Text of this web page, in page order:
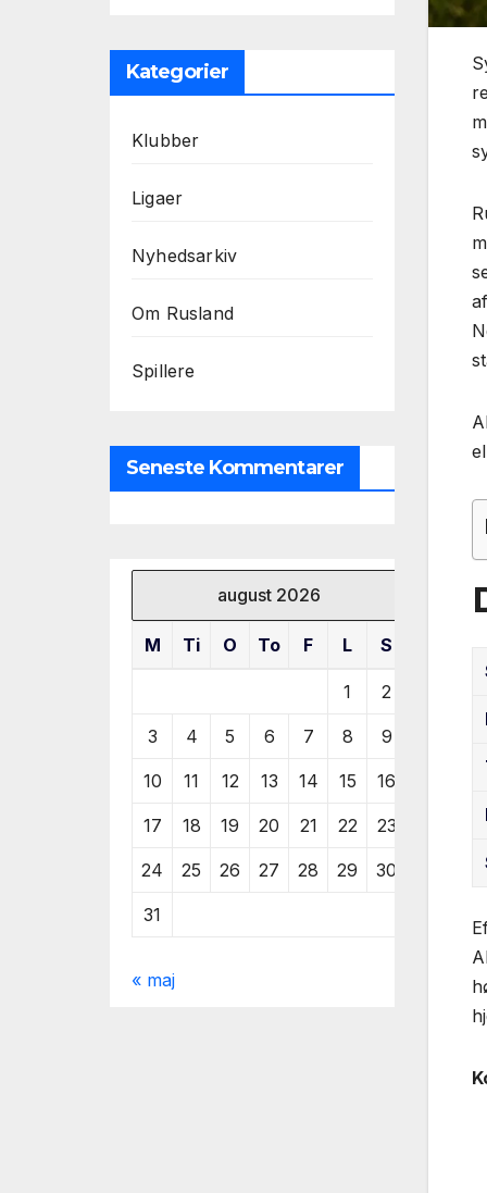
Kategorier
Klubber
Ligaer
Nyhedsarkiv
Om Rusland
Spillere
Seneste Kommentarer
august 2026
M Ti O To F L S
1 2
3 4 5 6 7 8 9
10 11 12 13 14 15 16
17 18 19 20 21 22 23
24 25 26 27 28 29 30
31
« maj